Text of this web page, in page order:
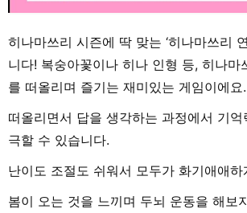
히나마쓰리 시즌에 딱 맞는 ‘히나마쓰리
니다! 복숭아꽃이나 히나 인형 등, 히나마
를 떠올리며 즐기는 재미있는 게임이에요.
떠올리면서 답을 생각하는 과정에서 기
극할 수 있습니다.
난이도 조절도 쉬워서 모두가 화기애애
봄이 오는 것을 느끼며 두뇌 운동을 해보